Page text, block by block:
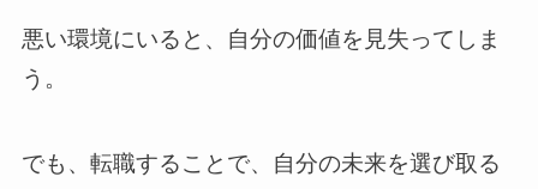
悪い環境にいると、自分の価値を見失ってしま
う。
でも、転職することで、自分の未来を選び取る